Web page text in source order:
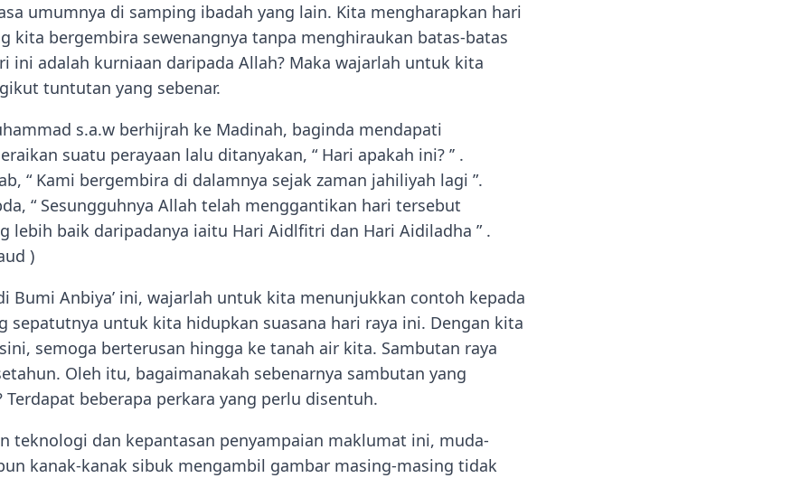
umumnya di samping ibadah yang lain. Kita mengharapkan hari
kita bergembira sewenangnya tanpa menghiraukan batas-batas
ini adalah kurniaan daripada Allah? Maka wajarlah untuk kita
tuntutan yang sebenar.
s.a.w berhijrah ke Madinah, baginda mendapati
suatu perayaan lalu ditanyakan, “ Hari apakah ini? ’’ .
“ Kami bergembira di dalamnya sejak zaman jahiliyah lagi ”.
“ Sesungguhnya Allah telah menggantikan hari tersebut
lebih baik daripadanya iaitu Hari Aidlfitri dan Hari Aidiladha ” .
)
Bumi Anbiya’ ini, wajarlah untuk kita menunjukkan contoh kepada
sepatutnya untuk kita hidupkan suasana hari raya ini. Dengan kita
semoga berterusan hingga ke tanah air kita. Sambutan raya
Oleh itu, bagaimanakah sebenarnya sambutan yang
beberapa perkara yang perlu disentuh.
teknologi dan kepantasan penyampaian maklumat ini, muda-
kanak-kanak sibuk mengambil gambar masing-masing tidak